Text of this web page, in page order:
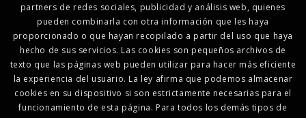
partners de redes sociales, publicidad y análisis web, quienes
pueden combinarla con otra información que les haya
proporcionado o que hayan recopilado a partir del uso que haya
hecho de sus servicios. Las cookies son pequeños archivos de
texto que las páginas web pueden utilizar para hacer más eficiente
la experiencia del usuario. La ley afirma que podemos almacenar
cookies en su dispositivo si son estrictamente necesarias para el
funcionamiento de esta página. Para todos los demás tipos de